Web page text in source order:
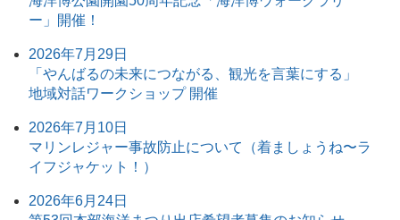
ー」開催！
2026年7月29日
「やんばるの未来につながる、観光を言葉にする」
地域対話ワークショップ 開催
2026年7月10日
マリンレジャー事故防止について（着ましょうね〜ラ
イフジャケット！）
2026年6月24日